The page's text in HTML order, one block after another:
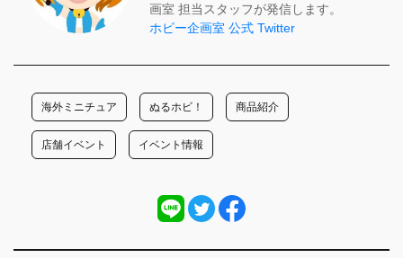
画室 担当スタッフが発信します。
ホビー企画室 公式 Twitter
海外ミニチュア ぬるホビ！ 商品紹介
店舗イベント イベント情報